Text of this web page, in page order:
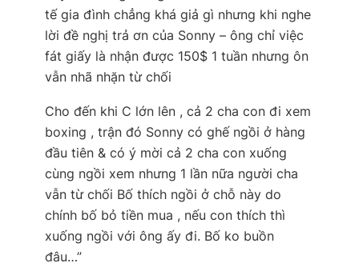
tế gia đình chẳng khá giả gì nhưng khi nghe
lời đề nghị trả ơn của Sonny – ông chỉ việc
fát giấy là nhận được 150$ 1 tuần nhưng ôn
vẫn nhã nhặn từ chối
Cho đến khi C lớn lên , cả 2 cha con đi xem
boxing , trận đó Sonny có ghế ngồi ở hàng
đầu tiên & có ý mời cả 2 cha con xuống
cùng ngồi xem nhưng 1 lần nữa người cha
vẫn từ chối Bố thích ngồi ở chỗ này do
chính bố bỏ tiền mua , nếu con thích thì
xuống ngồi với ông ấy đi. Bố ko buồn
đâu…”